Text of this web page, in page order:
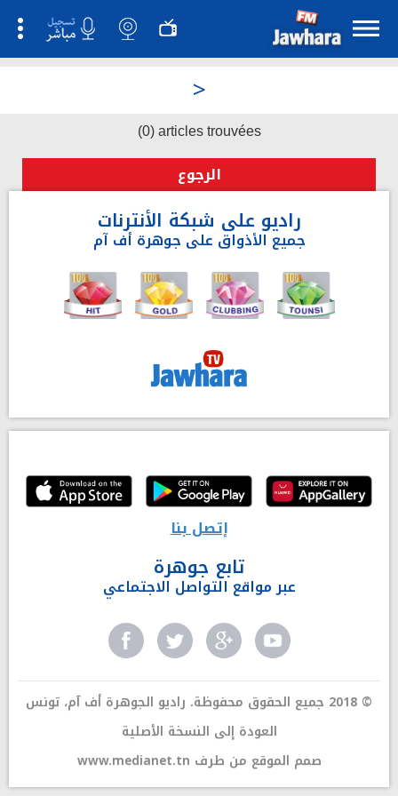
>
(0) articles trouvées
الرجوع
راديو على شبكة الأنترنات
جميع الأذواق على جوهرة أف آم
إتصل بنا
تابع جوهرة
عبر مواقع التواصل الاجتماعي
© 2018 جميع الحقوق محفوظة. راديو الجوهرة أف آم، تونس
العودة إلى النسخة الأصلية
www.medianet.tn صمم الموقع من طرف